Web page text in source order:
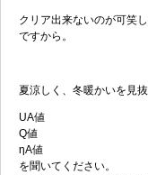
クリア出来ないのが可笑
ですから。
夏涼しく、冬暖かいを見
UA値
Q値
ηA値
を聞いてください。